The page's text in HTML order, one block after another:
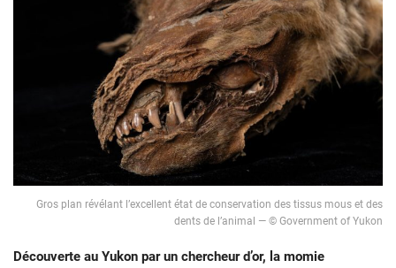
Gros plan révélant l’excellent état de conservation des tissus mous et des
dents de l’animal — © Government of Yukon
Découverte au Yukon par un chercheur d’or, la momie